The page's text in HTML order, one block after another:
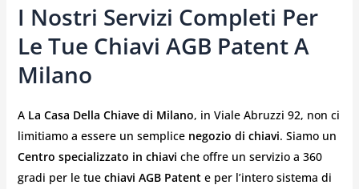
I Nostri Servizi Completi Per
Le Tue Chiavi AGB Patent A
Milano
A La Casa Della Chiave di Milano, in Viale Abruzzi 92, non ci
limitiamo a essere un semplice negozio di chiavi. Siamo un
Centro specializzato in chiavi che offre un servizio a 360
gradi per le tue chiavi AGB Patente per l’intero sistema di